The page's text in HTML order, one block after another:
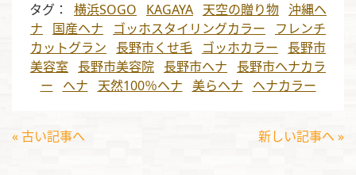
タグ
横浜SOGO KAGAYA 天空の贈り物 沖縄ヘ
ナ
国産ヘナ ゴッホスタイリングカラー
フレンチ
カットグラン 長野市くせ毛 ゴッホカラー 長野市
美容室 長野市美容院 長野市ヘナ 長野市ヘナカラ
ー
ヘナ 天然100％ヘナ 美らヘナ ヘナカラー
« 古い記事へ 新しい記事へ »